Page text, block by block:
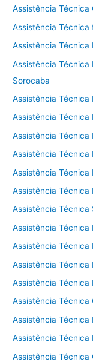
Assistência Técnica
Assistência Técnica
Assistência Técnica
Assistência Técnica
Sorocaba
Assistência Técnica
Assistência Técnica
Assistência Técnica
Assistência Técnica
Assistência Técnica
Assistência Técnica
Assistência Técnica
Assistência Técnica
Assistência Técnica
Assistência Técnica
Assistência Técnica
Assistência Técnica
Assistência Técnica
Assistência Técnica
Assistência Técnica